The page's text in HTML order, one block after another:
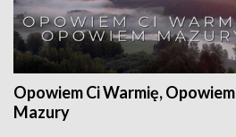
Opowiem Ci Warmię, Opowiem
Mazury